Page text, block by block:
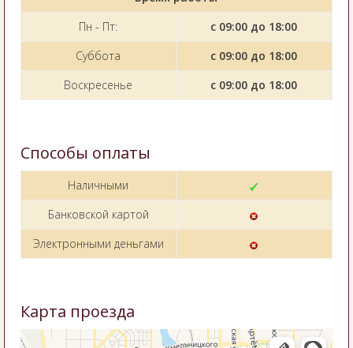
Пн - Пт:
с 09:00 до 18:00
Суббота
с 09:00 до 18:00
Воскресенье
с 09:00 до 18:00
Способы оплаты
Наличными
Банковской картой
Электронными деньгами
Карта проезда